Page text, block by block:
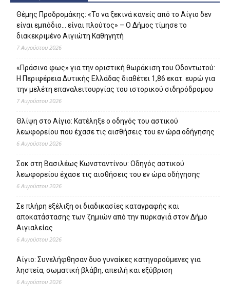
Θέμης Προδρομάκης: «Το να ξεκινά κανείς από το Αίγιο δεν
είναι εμπόδιο… είναι πλούτος» – O Δήμος τίμησε το
διακεκριμένο Αιγιώτη Καθηγητή
7 Αυγούστου 2026
«Πράσινο φως» για την οριστική θωράκιση του Οδοντωτού:
Η Περιφέρεια Δυτικής Ελλάδας διαθέτει 1,86 εκατ. ευρώ για
την μελέτη επαναλειτουργίας του ιστορικού σιδηρόδρομου
7 Αυγούστου 2026
Θλίψη στο Αίγιο: Κατέληξε ο οδηγός του αστικού
λεωφορείου που έχασε τις αισθήσεις του εν ώρα οδήγησης
6 Αυγούστου 2026
Σοκ στη Βασιλέως Κωνσταντίνου: Οδηγός αστικού
λεωφορείου έχασε τις αισθήσεις του εν ώρα οδήγησης
6 Αυγούστου 2026
Σε πλήρη εξέλιξη οι διαδικασίες καταγραφής και
αποκατάστασης των ζημιών από την πυρκαγιά στον Δήμο
Αιγιαλείας
6 Αυγούστου 2026
Αίγιο: Συνελήφθησαν δυο γυναίκες κατηγορούμενες για
ληστεία, σωματική βλάβη, απειλή και εξύβριση
6 Αυγούστου 2026